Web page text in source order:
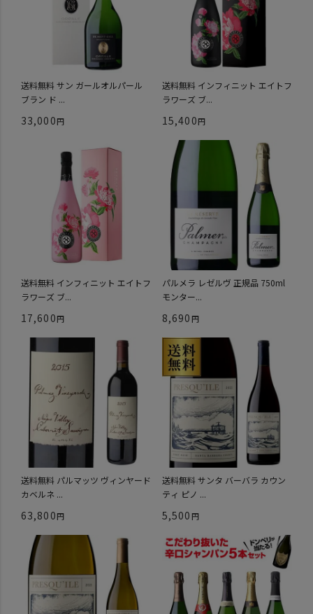
送料無料 サン ガールオルパール
ブラン ド ...
33,000
送料無料 インフィニット エイトフ
ラワーズ ブ...
15,400
送料無料 インフィニット エイトフ
ラワーズ ブ...
17,600
パルメラ レゼルヴ 正規品 750ml
モンター...
8,690
送料無料 パルマッツ ヴィンヤード
カベルネ ...
63,800
送料無料 サンタ バーバラ カウン
ティ ピノ ...
5,500